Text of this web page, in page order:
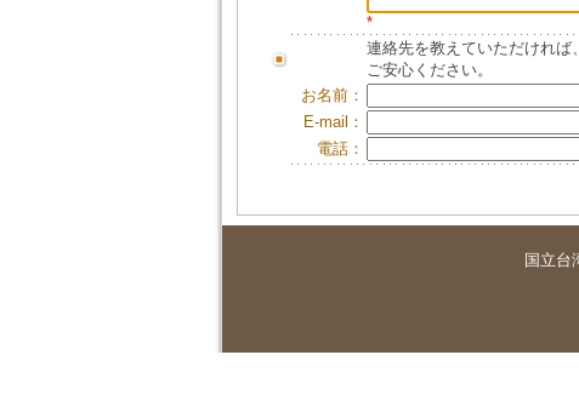
*
連絡先を教えていただけれ
ご安心ください。
お名前：
E-mail：
電話：
国立台